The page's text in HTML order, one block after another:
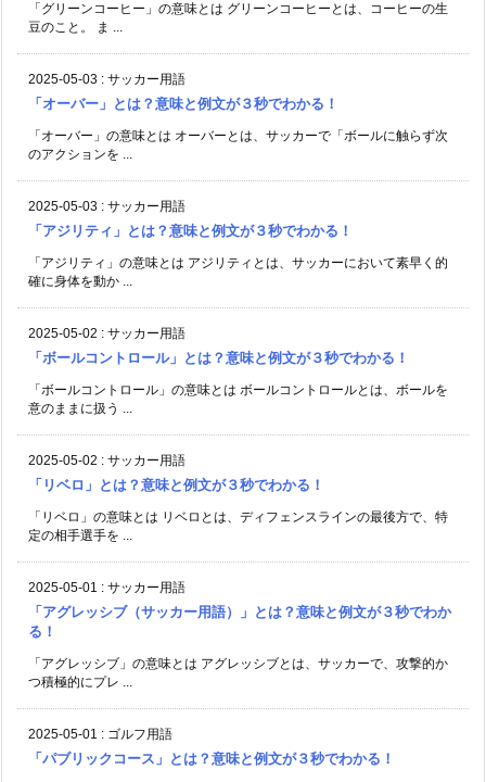
「グリーンコーヒー」の意味とは グリーンコーヒーとは、コーヒーの生
豆のこと。 ま ...
2025-05-03 : サッカー用語
「オーバー」とは？意味と例文が３秒でわかる！
「オーバー」の意味とは オーバーとは、サッカーで「ボールに触らず次
のアクションを ...
2025-05-03 : サッカー用語
「アジリティ」とは？意味と例文が３秒でわかる！
「アジリティ」の意味とは アジリティとは、サッカーにおいて素早く的
確に身体を動か ...
2025-05-02 : サッカー用語
「ボールコントロール」とは？意味と例文が３秒でわかる！
「ボールコントロール」の意味とは ボールコントロールとは、ボールを
意のままに扱う ...
2025-05-02 : サッカー用語
「リベロ」とは？意味と例文が３秒でわかる！
「リベロ」の意味とは リベロとは、ディフェンスラインの最後方で、特
定の相手選手を ...
2025-05-01 : サッカー用語
「アグレッシブ（サッカー用語）」とは？意味と例文が３秒でわか
る！
「アグレッシブ」の意味とは アグレッシブとは、サッカーで、攻撃的か
つ積極的にプレ ...
2025-05-01 : ゴルフ用語
「パブリックコース」とは？意味と例文が３秒でわかる！